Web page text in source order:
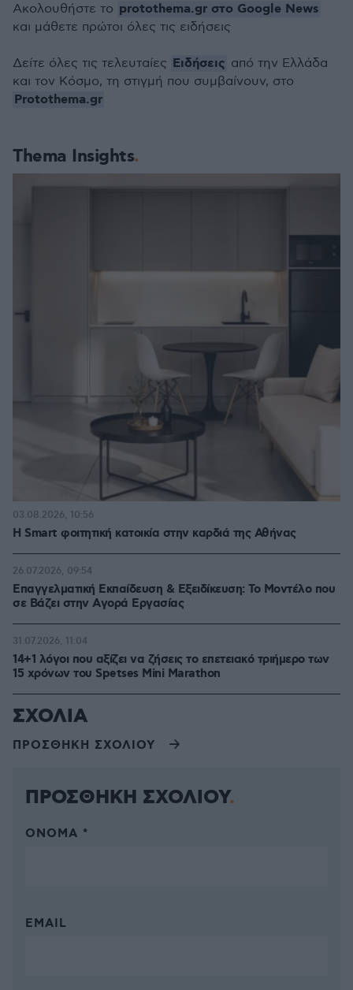
Thema Insights
Η Smart φοιτητική κατοικία στην καρδιά της Αθήνας
03.08.2026, 10:56
Επαγγελματική Εκπαίδευση & Εξειδίκευση: Το Mοντέλο που
σε Bάζει στην Aγορά Eργασίας
26.07.2026, 09:54
14+1 λόγοι που αξίζει να ζήσεις το επετειακό τριήμερο των
15 χρόνων του Spetses Mini Marathon
31.07.2026, 11:04
Ακολουθήστε το protothema.gr στο Google News
και μάθετε πρώτοι όλες τις ειδήσεις
Δείτε όλες τις τελευταίες Ειδήσεις από την Ελλάδα
και τον Κόσμο, τη στιγμή που συμβαίνουν, στο
Protothema.gr
ΣΧΟΛΙΑ
ΠΡΟΣΘΗΚΗ ΣΧΟΛΙΟΥ
ΠΡΟΣΘΗΚΗ ΣΧΟΛΙΟΥ
ΌΝΟΜΑ *
EMAIL